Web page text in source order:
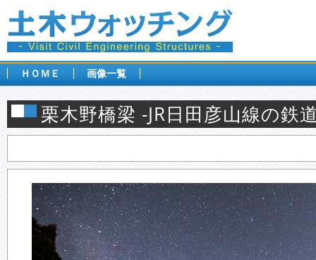
ＨＯＭＥ 画像一覧
栗木野橋梁 -JR日田彦山線の鉄